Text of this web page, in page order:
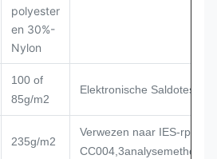
polyester
en 30%-
Nylon
100 of
85g/m2
Elektronische Saldotest
235g/m2
Verwezen naar IES-rp-
CC004,3analysemethode